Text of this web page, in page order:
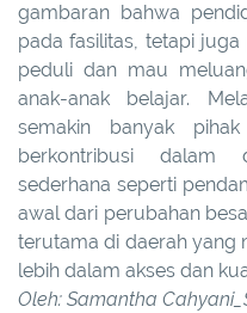
gambaran bahwa
pada fasilitas, tetapi
peduli dan mau
anak-anak belajar.
semakin banyak
berkontribusi dalam
sederhana seperti
awal dari perubahan
terutama di daerah yang
lebih dalam akses dan
Oleh: Samantha